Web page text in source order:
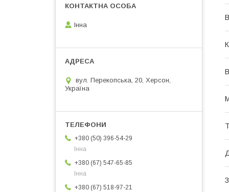
Інна
вул. Перекопська, 20, Херсон,
Україна
+380 (50) 396-54-29
Інна
+380 (67) 547-65-85
Інна
+380 (67) 518-97-21